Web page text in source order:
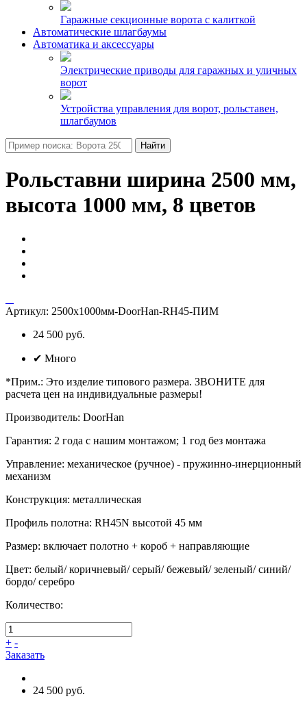
Гаражные секционные ворота с калиткой
Автоматические шлагбаумы
Автоматика и аксессуары
Электрические приводы для гаражных и уличных
ворот
Устройства управления для ворот, рольставен,
шлагбаумов
Найти
Рольставни ширина 2500 мм,
высота 1000 мм, 8 цветов
Артикул: 2500х1000мм-DoorHan-RH45-ПИМ
24 500 руб.
✔ Много
*Прим.: Это изделие типового размера. ЗВОНИТЕ для
расчета цен на индивидуальные размеры!
Производитель: DoorHan
Гарантия: 2 года с нашим монтажом; 1 год без монтажа
Управление: механическое (ручное) - пружинно-инерционный
механизм
Конструкция: металлическая
Профиль полотна: RH45N высотой 45 мм
Размер: включает полотно + короб + направляющие
Цвет: белый/ коричневый/ серый/ бежевый/ зеленый/ синий/
бордо/ серебро
Количество:
+ -
Заказать
24 500 руб.